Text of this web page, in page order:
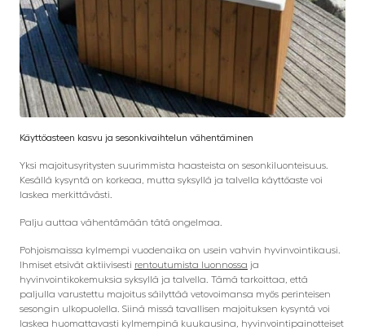
Käyttöasteen kasvu ja sesonkivaihtelun vähentäminen
Yksi majoitusyritysten suurimmista haasteista on sesonkiluonteisuus.
Kesällä kysyntä on korkeaa, mutta syksyllä ja talvella käyttöaste voi
laskea merkittävästi.
Palju auttaa vähentämään tätä ongelmaa.
Pohjoismaissa kylmempi vuodenaika on usein vahvin hyvinvointikausi.
Ihmiset etsivät aktiivisesti rentoutumista luonnossa ja
hyvinvointikokemuksia syksyllä ja talvella. Tämä tarkoittaa, että
paljulla varustettu majoitus säilyttää vetovoimansa myös perinteisen
sesongin ulkopuolella. Siinä missä tavallisen majoituksen kysyntä voi
laskea huomattavasti kylmempinä kuukausina, hyvinvointipainotteiset